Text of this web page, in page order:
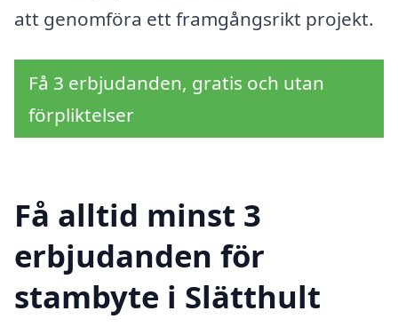
att genomföra ett framgångsrikt projekt.
Få 3 erbjudanden, gratis och utan
förpliktelser
Få alltid minst 3
erbjudanden för
stambyte i Slätthult